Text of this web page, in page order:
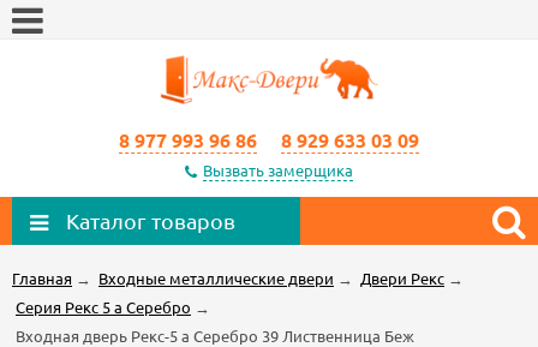
8 977 993 96 86 8 929 633 03 09
Вызвать замерщика
Каталог товаров
Главная → Входные металлические двери → Двери Рекс →
Серия Рекс 5 а Серебро →
Входная дверь Рекс-5 а Серебро 39 Лиственница Беж